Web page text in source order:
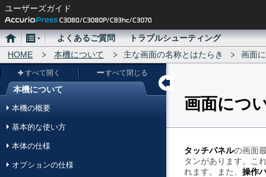
ユーザーズガイド
ホ
ー
メ
ニ
ュ
ー
よくあるご質問
トラブルシューティング
HOME
本機について 主な画面の名称とはたらき 画面
メ
ー
本機について
すべて開く すべて閉じる
本機の概要
基本的な使い方
本体の仕様
オプションの仕様
画面につ
タッチパネルの画面
タンがあります。こ
れます。また、 操作